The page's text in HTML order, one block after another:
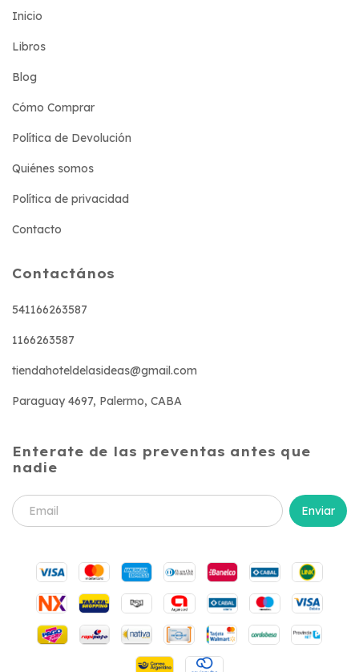
Inicio
Libros
Blog
Cómo Comprar
Política de Devolución
Quiénes somos
Política de privacidad
Contacto
Contactános
541166263587
1166263587
tiendahoteldelasideas@gmail.com
Paraguay 4697, Palermo, CABA
Enterate de las preventas antes que
nadie